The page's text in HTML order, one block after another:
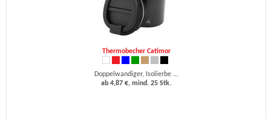
Thermobecher Catimor
Doppelwandiger, Isolierbe ...
ab 4,87 €, mind. 25 Stk.